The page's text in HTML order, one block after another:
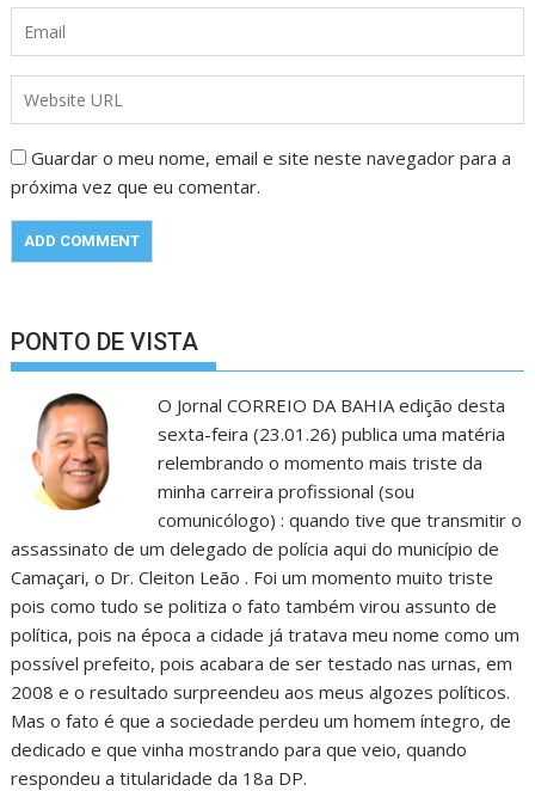
Guardar o meu nome, email e site neste navegador para a
próxima vez que eu comentar.
PONTO DE VISTA
O Jornal CORREIO DA BAHIA edição desta
sexta-feira (23.01.26) publica uma matéria
relembrando o momento mais triste da
minha carreira profissional (sou
comunicólogo) : quando tive que transmitir o
assassinato de um delegado de polícia aqui do município de
Camaçari, o Dr. Cleiton Leão . Foi um momento muito triste
pois como tudo se politiza o fato também virou assunto de
política, pois na época a cidade já tratava meu nome como um
possível prefeito, pois acabara de ser testado nas urnas, em
2008 e o resultado surpreendeu aos meus algozes políticos.
Mas o fato é que a sociedade perdeu um homem íntegro, de
dedicado e que vinha mostrando para que veio, quando
respondeu a titularidade da 18a DP.